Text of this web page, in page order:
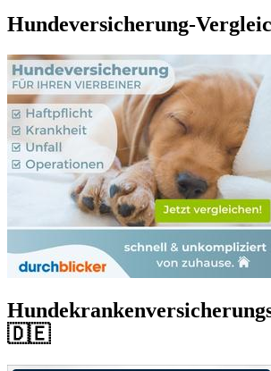
Hundeversicherung-
🇩🇪